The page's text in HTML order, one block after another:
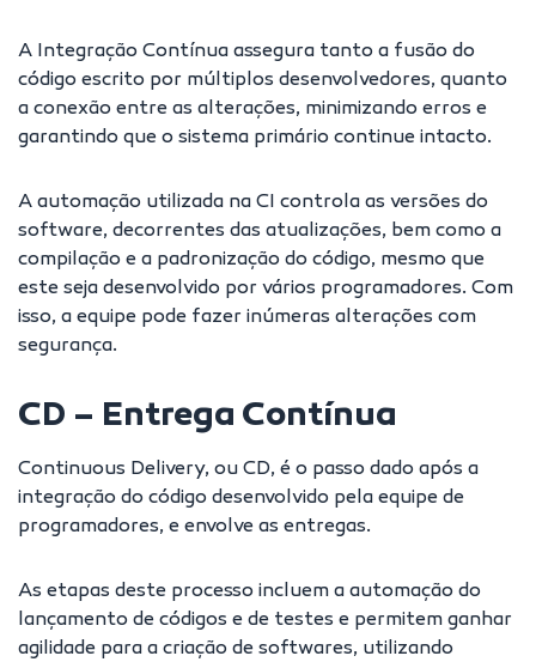
A Integração Contínua assegura tanto a fusão do
código escrito por múltiplos desenvolvedores, quanto
a conexão entre as alterações, minimizando erros e
garantindo que o sistema primário continue intacto.
A automação utilizada na CI controla as versões do
software, decorrentes das atualizações, bem como a
compilação e a padronização do código, mesmo que
este seja desenvolvido por vários programadores. Com
isso, a equipe pode fazer inúmeras alterações com
segurança.
CD – Entrega Contínua
Continuous Delivery, ou CD, é o passo dado após a
integração do código desenvolvido pela equipe de
programadores, e envolve as entregas.
As etapas deste processo incluem a automação do
lançamento de códigos e de testes e permitem ganhar
agilidade para a criação de softwares, utilizando